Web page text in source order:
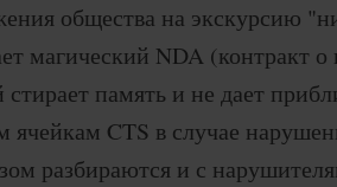
общества на экскурсию
магический NDA (контракт
стирает память и не дает
ячейкам CTS в случае
разбираются и с